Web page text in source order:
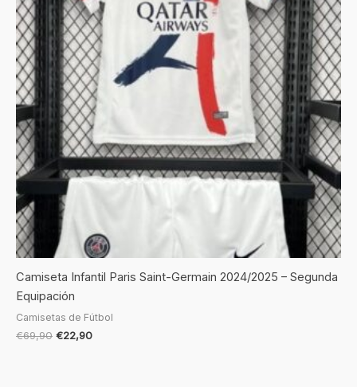
Camiseta Infantil Paris Saint-Germain 2024/2025 – Segunda
Equipación
Camisetas de Fútbol
€69,90 €22,90